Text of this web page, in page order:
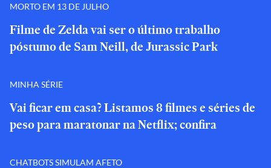
MORTO EM 13 DE JULHO
Filme de Zelda vai ser o último trabalho
póstumo de Sam Neill, de Jurassic Park
MINHA SÉRIE
Vai ficar em casa? Listamos 8 filmes e séries de
peso para maratonar na Netflix; confira
CHATBOTS SIMULAM AFETO